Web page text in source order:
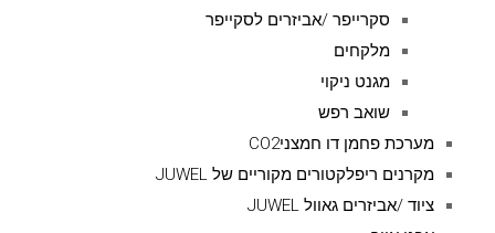
סקרייפר /אביזרים לסקייפר
מלקחים
מגנט ניקוי
שואב רפש
מערכת פחמן דו חמצניCO2
מקרנים ריפלקטורים מקוריים של JUWEL
ציוד /אביזרים גאוול JUWEL